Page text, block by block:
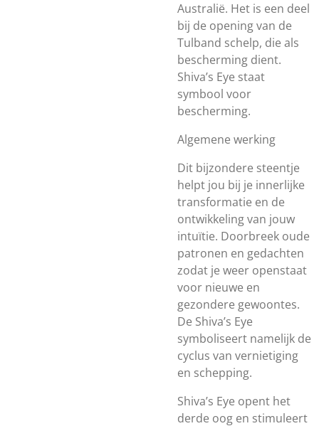
Australië. Het is een deel
bij de opening van de
Tulband schelp, die als
bescherming dient.
Shiva’s Eye staat
symbool voor
bescherming.
Algemene werking
Dit bijzondere steentje
helpt jou bij je innerlijke
transformatie en de
ontwikkeling van jouw
intuïtie. Doorbreek oude
patronen en gedachten
zodat je weer openstaat
voor nieuwe en
gezondere gewoontes.
De Shiva’s Eye
symboliseert namelijk de
cyclus van vernietiging
en schepping.
Shiva’s Eye opent het
derde oog en stimuleert